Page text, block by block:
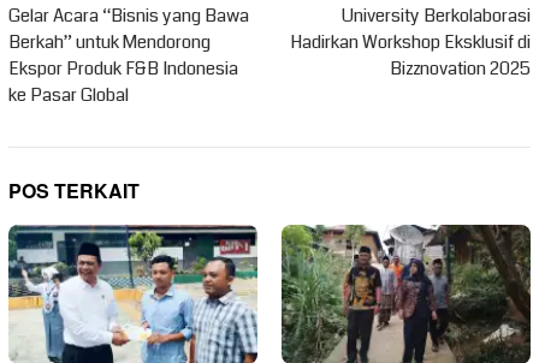
Gelar Acara “Bisnis yang Bawa
Berkah” untuk Mendorong
Ekspor Produk F&B Indonesia
ke Pasar Global
University Berkolaborasi
Hadirkan Workshop Eksklusif di
Bizznovation 2025
POS TERKAIT